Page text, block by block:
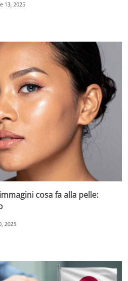
13, 2025
cosa fa alla pelle:
2025